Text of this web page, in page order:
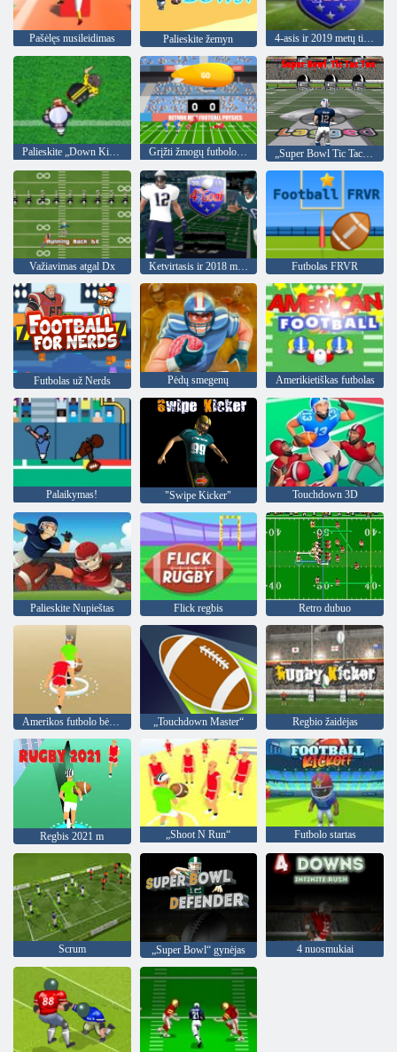
Pašėlęs nusileidimas Palieskite žemyn
Palieskite „Down King“ Grįžti žmogų futbolo fiziką
Važiavimas atgal Dx Ketvirtasis ir 2018 m. Tikslas Futbolas FRVR
Futbolas už Nerds Pėdų smegenų Amerikietiškas futbolas
Palaikymas! "Swipe Kicker" Touchdown 3D
Palieskite Nupieštas Flick regbis Retro dubuo
Amerikos futbolo bėgikas „Touchdown Master“ Regbio žaidėjas
Regbis 2021 m „Shoot N Run“ Futbolo startas
Scrum „Super Bowl“ gynėjas 4 nuosmukiai